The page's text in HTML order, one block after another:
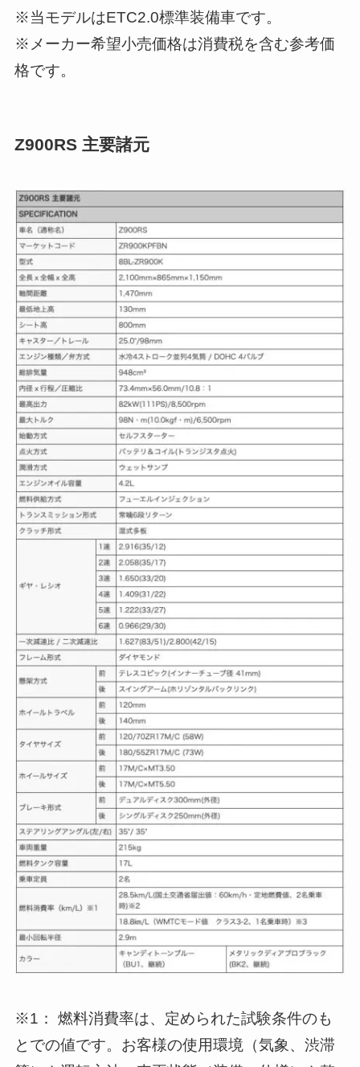
※当モデルはETC2.0標準装備車です。
※メーカー希望小売価格は消費税を含む参考価
格です。
Z900RS 主要諸元
※1： 燃料消費率は、定められた試験条件のも
とでの値です。お客様の使用環境（気象、渋滞